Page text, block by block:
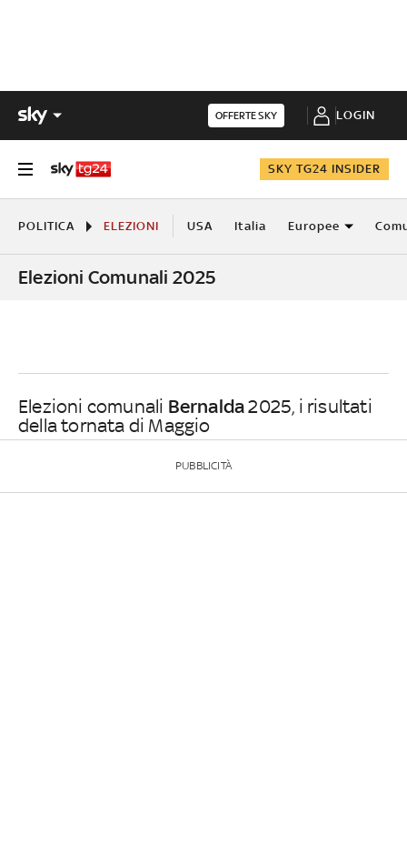
OFFERTE SKY LOGIN
SKY TG24 INSIDER
POLITICA ELEZIONI USA Italia Europee
Elezioni Comunali 2025
Elezioni comunali Bernalda2025, i risultati
della tornata di Maggio
PUBBLICITÀ